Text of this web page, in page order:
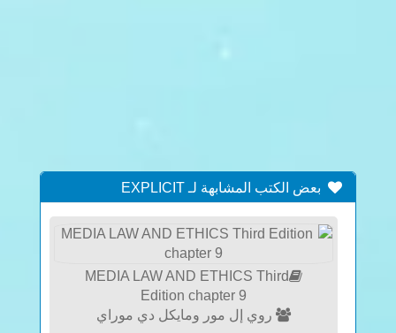
بعض الكتب المشابهة لـ EXPLICIT
REFERENCES TO NEW TESTAMENT
VARIANT READINGS AMONG GREEK AND
LATIN CHURCH FATHERS
MEDIA LAW AND ETHICS Third
Edition chapter 9
روي إل مور ومايكل دي موراي